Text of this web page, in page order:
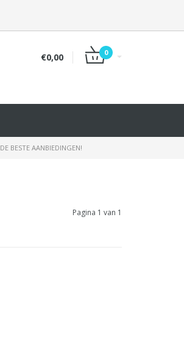
€0,00 0
DE BESTE AANBIEDINGEN!
Pagina 1 van 1